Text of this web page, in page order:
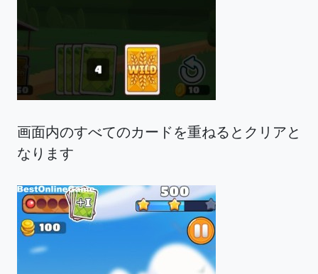
画面内のすべてのカードを重ねるとクリアと
なります